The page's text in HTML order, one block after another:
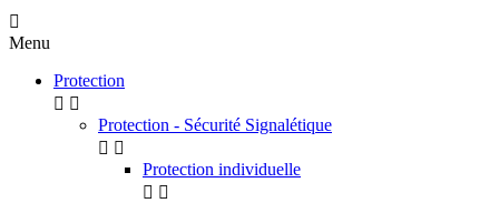

Menu
Protection
 
Protection - Sécurité Signalétique
 
Protection individuelle
 